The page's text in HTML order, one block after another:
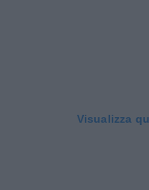
Visualizza